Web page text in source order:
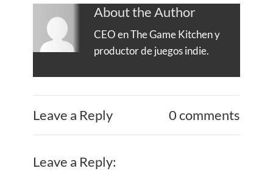
About the Author
CEO en The Game Kitchen y
productor de juegos indie.
Leave a Reply 0 comments
Leave a Reply: